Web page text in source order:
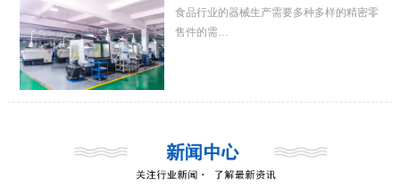
食品行业的器械生产需要多种多样的精密零
售件的需…